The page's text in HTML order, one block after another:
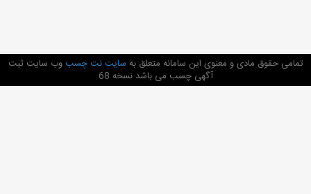
تمامی حقوق مادی و معنوی این سامانه متعلق به سایت نت چسبوب سایت ثبت
آگهی چسب می باشد نسخه 68